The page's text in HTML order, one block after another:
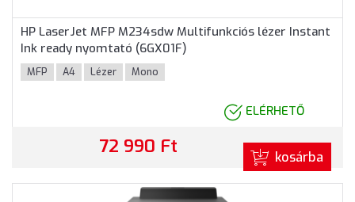
HP LaserJet MFP M234sdw Multifunkciós lézer Instant
Ink ready nyomtató (6GX01F)
MFP A4 Lézer Mono
ELÉRHETŐ
72 990 Ft kosárba